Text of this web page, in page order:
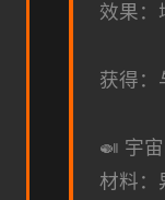
效果：
获得：
🍛 宇
材料：